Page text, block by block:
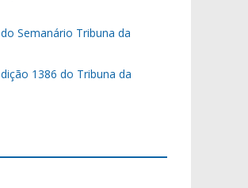
Semanário Tribuna da
1386 do Tribuna da